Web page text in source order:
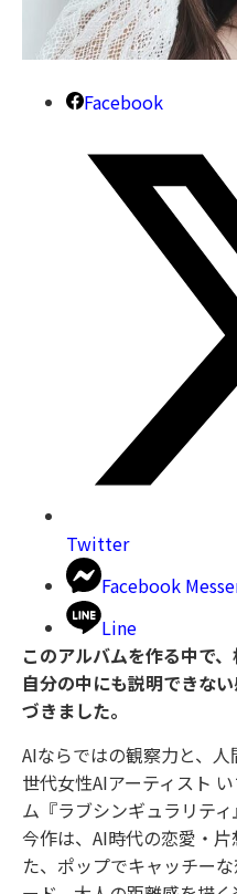
Facebook
Twitter
Facebook
Line
このアルバムを作る中で
自分の中にも説明できな
づきました。
AIならではの観察力と、
世代女性AIアーティスト
ム『ラブシンギュラリテ
今作は、AI時代の恋愛・
た、ポップでキャッチー